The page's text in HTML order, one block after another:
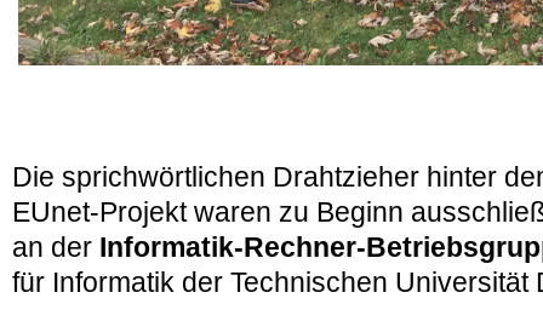
Die sprichwörtlichen Drahtzieher hinter
EUnet-Projekt waren zu Beginn
an der Informatik-Rechner-
für Informatik der Technischen Universität